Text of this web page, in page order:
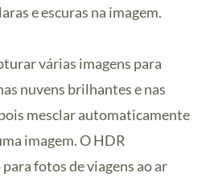
e escuras na imagem.
várias imagens para
nuvens brilhantes e nas
mesclar automaticamente
imagem. O HDR
fotos de viagens ao ar